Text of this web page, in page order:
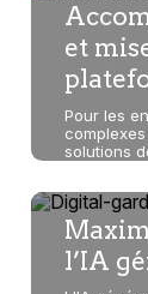
et
Pour les
solutions
l’IA